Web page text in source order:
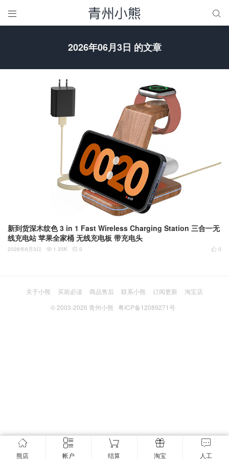
 
2026年06月3日 的文章
新到货深木纹色 3 in 1 Fast Wireless Charging Station 三合一无
线充电站 苹果全家桶 无线充电板 带充电头
 0
2026年6月3日  1.35K  0
熊店 帐户 结算 淘宝 人工
关于小熊 买前必读 商品售后 联系小熊 订阅更新
淘宝店
© 2003-2026 青州小熊 粤ICP备12089271号